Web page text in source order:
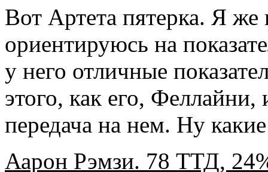
Вот Артета пятерка. Я же
ориентируюсь на
у него отличные
этого, как его,
передача на нем. Ну
Аарон Рэмзи. 78 ТТД,